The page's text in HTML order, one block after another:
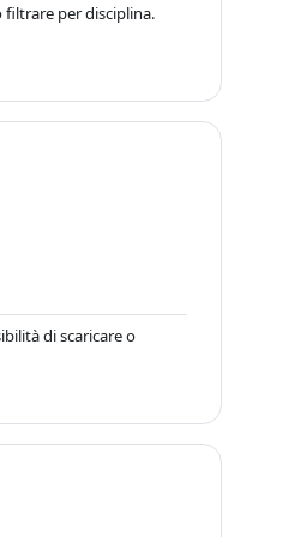
filtrare per disciplina.
di scaricare o